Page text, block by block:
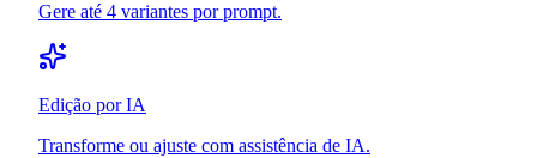
Gere até 4 variantes por prompt.
Edição por IA
Transforme ou ajuste com assistência de IA.